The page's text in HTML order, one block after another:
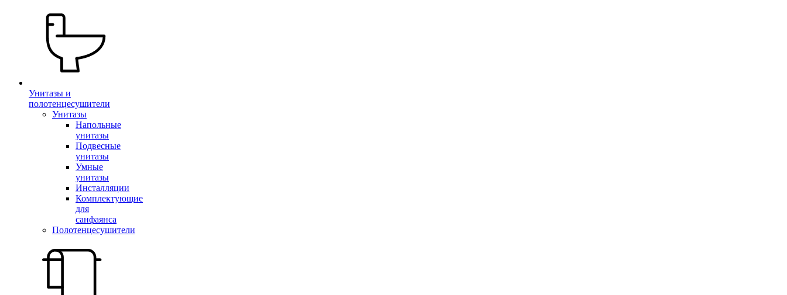
Унитазы и
полотенцесушители
Унитазы
Напольные
унитазы
Подвесные
унитазы
Умные
унитазы
Инсталляции
Комплектующие
для
санфаянса
Полотенцесушители